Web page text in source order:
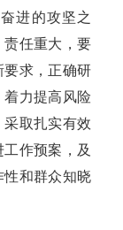
进的攻坚之
责任重大，要
要求，正确研
力提高风险
取扎实有效
作预案，及
性和群众知晓